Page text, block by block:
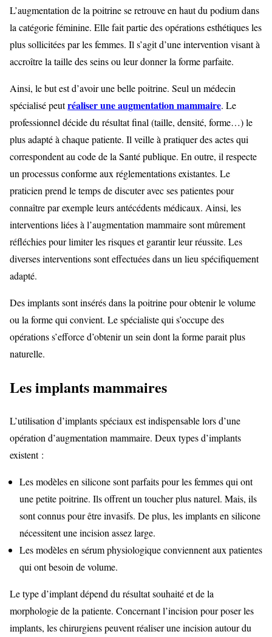
L’augmentation de la poitrine se retrouve en haut du podium dans
la catégorie féminine. Elle fait partie des opérations esthétiques les
plus sollicitées par les femmes. Il s’agit d’une intervention visant à
accroître la taille des seins ou leur donner la forme parfaite.
Ainsi, le but est d’avoir une belle poitrine. Seul un médecin
spécialisé peutréaliser une augmentation mammaire. Le
professionnel décide du résultat final (taille, densité, forme…) le
plus adapté à chaque patiente. Il veille à pratiquer des actes qui
correspondent au code de la Santé publique. En outre, il respecte
un processus conforme aux réglementations existantes. Le
praticien prend le temps de discuter avec ses patientes pour
connaître par exemple leurs antécédents médicaux. Ainsi, les
interventions liées à l’augmentation mammaire sont mûrement
réfléchies pour limiter les risques et garantir leur réussite. Les
diverses interventions sont effectuées dans un lieu spécifiquement
adapté.
Des implants sont insérés dans la poitrine pour obtenir le volume
ou la forme qui convient. Le spécialiste qui s’occupe des
opérations s’efforce d’obtenir un sein dont la forme parait plus
naturelle.
Les implants mammaires
L’utilisation d’implants spéciaux est indispensable lors d’une
opération d’augmentation mammaire. Deux types d’implants
existent :
Les modèles en silicone sont parfaits pour les femmes qui ont
une petite poitrine. Ils offrent un toucher plus naturel. Mais, ils
sont connus pour être invasifs. De plus, les implants en silicone
nécessitent une incision assez large.
Les modèles en sérum physiologique conviennent aux patientes
qui ont besoin de volume.
Le type d’implant dépend du résultat souhaité et de la
morphologie de la patiente. Concernant l’incision pour poser les
implants, les chirurgiens peuvent réaliser une incision autour du